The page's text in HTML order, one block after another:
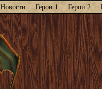
Новости Герои 1 Герои 2